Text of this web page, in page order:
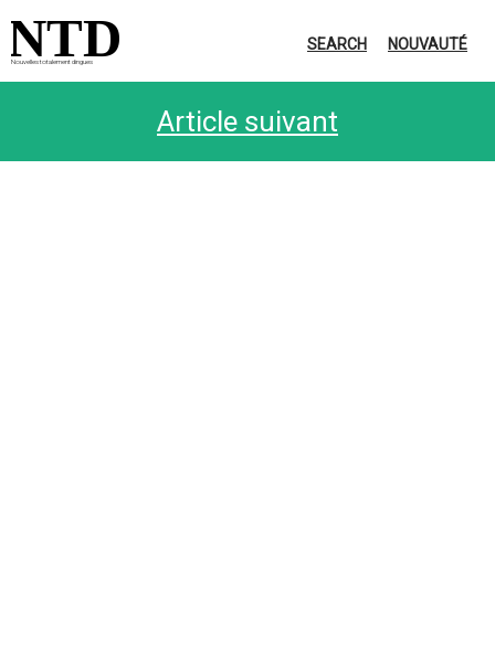
Nouvelles totalement dingues
NTD SEARCH NOUVAUTÉ
Article suivant